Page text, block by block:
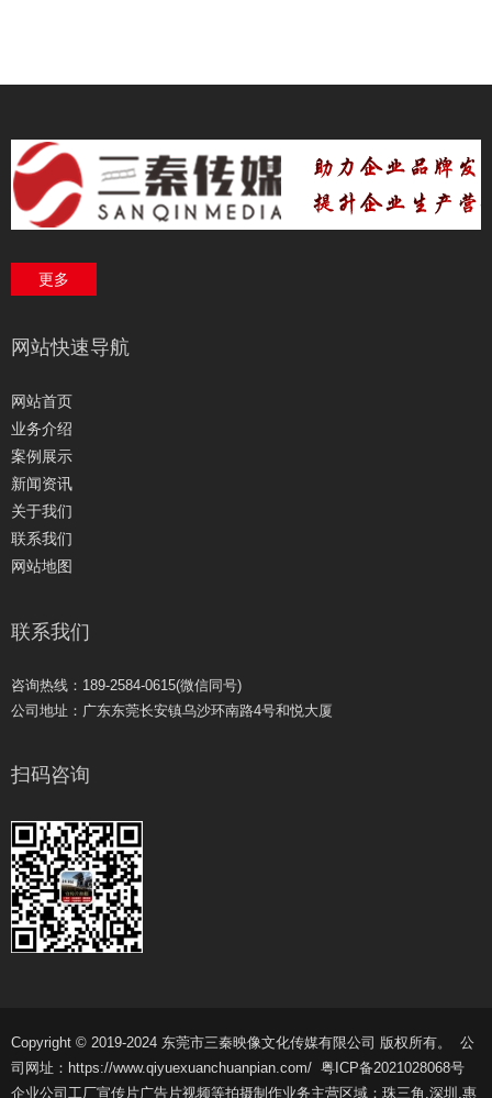
更多
网站快速导航
网站首页
业务介绍
案例展示
新闻资讯
关于我们
联系我们
网站地图
联系我们
咨询热线：189-2584-0615(微信同号)
公司地址：广东东莞长安镇乌沙环南路4号和悦大厦
扫码咨询
Copyright © 2019-2024 东莞市三秦映像文化传媒有限公司 版权所有。 公
司网址：https://www.qiyuexuanchuanpian.com/ 粤ICP备2021028068号
企业公司工厂宣传片广告片视频等拍摄制作业务主营区域：珠三角,深圳,惠